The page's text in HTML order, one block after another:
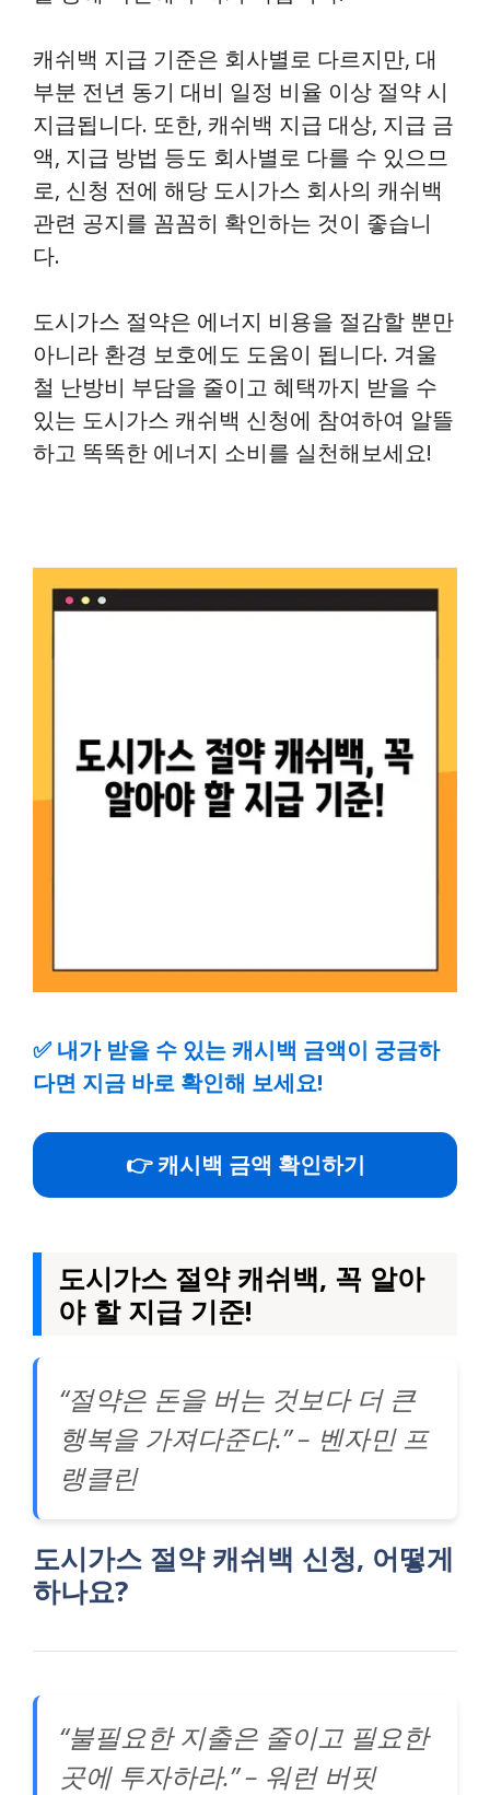
캐쉬백 지급 기준은 회사별로 다르지만, 대
부분 전년 동기 대비 일정 비율 이상 절약 시
지급됩니다. 또한, 캐쉬백 지급 대상, 지급 금
액, 지급 방법 등도 회사별로 다를 수 있으므
로, 신청 전에 해당 도시가스 회사의 캐쉬백
관련 공지를 꼼꼼히 확인하는 것이 좋습니
다.
도시가스 절약은 에너지 비용을 절감할 뿐만
아니라 환경 보호에도 도움이 됩니다. 겨울
철 난방비 부담을 줄이고 혜택까지 받을 수
있는 도시가스 캐쉬백 신청에 참여하여 알뜰
하고 똑똑한 에너지 소비를 실천해보세요!
✅ 내가 받을 수 있는 캐시백 금액이 궁금하
다면 지금 바로 확인해 보세요!
👉 캐시백 금액 확인하기
도시가스 절약 캐쉬백, 꼭 알아
야 할 지급 기준!
“절약은 돈을 버는 것보다 더 큰
행복을 가져다준다.” – 벤자민 프
랭클린
도시가스 절약 캐쉬백 신청, 어떻게
하나요?
“불필요한 지출은 줄이고 필요한
곳에 투자하라.” – 워런 버핏